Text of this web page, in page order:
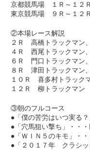
京都競馬場 １Ｒ～１２Ｒ
東京競馬場 ９Ｒ～１２Ｒ
②本場レース解説
２Ｒ 高橋トラックマン
４Ｒ 西尾トラックマン
６Ｒ 門口トラックマン
８Ｒ 津田トラックマン
１０Ｒ 喜多村トラック
１２Ｒ 柳トラックマン
③朝のフルコース
●「僕の苦労はいつ実る
●「穴馬狙い撃ち」・・
●「ＷＩＮ５のキモ」・
●「２０１７年 クラシッ